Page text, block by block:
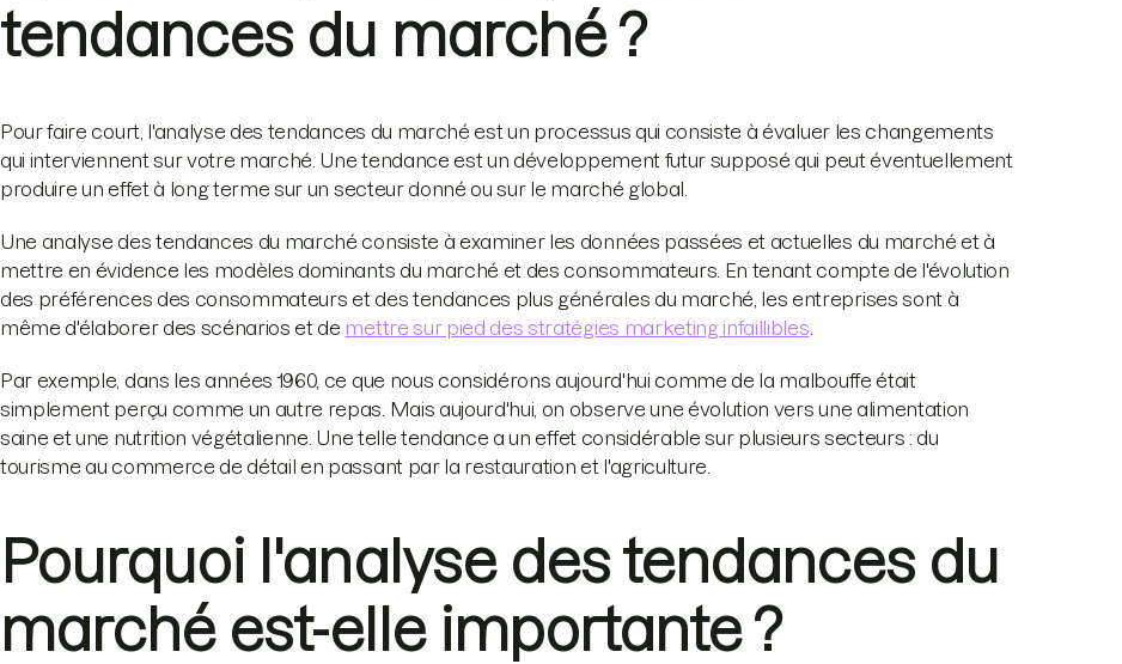
tendances du marché ?
Pour faire court, l'analyse des tendances du marché est un processus qui consiste à évaluer les changements
qui interviennent sur votre marché. Une tendance est un développement futur supposé qui peut éventuellement
produire un effet à long terme sur un secteur donné ou sur le marché global.
Une analyse des tendances du marché consiste à examiner les données passées et actuelles du marché et à
mettre en évidence les modèles dominants du marché et des consommateurs. En tenant compte de l'évolution
des préférences des consommateurs et des tendances plus générales du marché, les entreprises sont à
même d'élaborer des scénarios et de mettre sur pied des stratégies marketing infaillibles
Par exemple, dans les années 1960, ce que nous considérons aujourd'hui comme de la malbouffe était
simplement perçu comme un autre repas. Mais aujourd'hui, on observe une évolution vers une alimentation
saine et une nutrition végétalienne. Une telle tendance a un effet considérable sur plusieurs secteurs : du
tourisme au commerce de détail en passant par la restauration et l'agriculture.
Pourquoi l'analyse des tendances du
marché est-elle importante ?